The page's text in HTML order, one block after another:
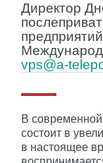
Директор
vps@a-
В
состоит в
в настоящее